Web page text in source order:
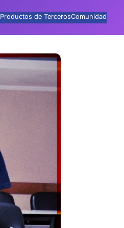
Productos de TercerosComunidad